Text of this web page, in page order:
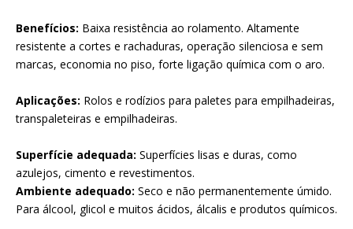
Benefícios: Baixa resistência ao rolamento. Altamente
resistente a cortes e rachaduras, operação silenciosa e sem
marcas, economia no piso, forte ligação química com o aro.
Aplicações: Rolos e rodízios para paletes para empilhadeiras,
transpaleteiras e empilhadeiras.
Superfície adequada: Superfícies lisas e duras, como
azulejos, cimento e revestimentos.
Ambiente adequado: Seco e não permanentemente úmido.
Para álcool, glicol e muitos ácidos, álcalis e produtos químicos.